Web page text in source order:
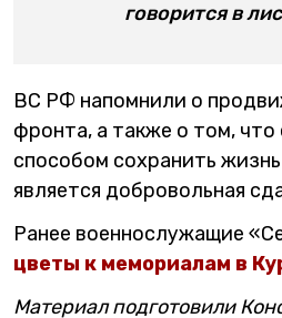
говорится в
ВС РФ напомнили о
фронта, а также о том,
способом сохранить
является добровольная
Ранее военнослужащие
цветы к мемориалам в
Материал подготовили